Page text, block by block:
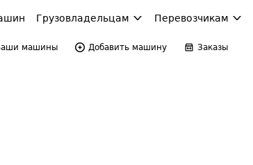
Грузовладельцам Перевозчикам
машины Добавить машину Заказы